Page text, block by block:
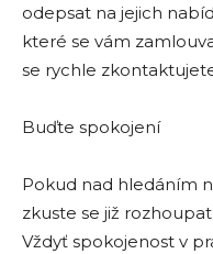
odepsat na jejich
které se vám
se rychle
Buďte spokojení
Pokud nad hledáním
zkuste se již
Vždyť spokojenost v